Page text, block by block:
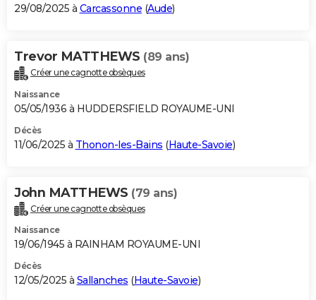
29/08/2025 à Carcassonne (Aude)
Trevor MATTHEWS (89 ans)
Créer une cagnotte obsèques
Naissance
05/05/1936 à HUDDERSFIELD ROYAUME-UNI
Décès
11/06/2025 à Thonon-les-Bains (Haute-Savoie)
John MATTHEWS (79 ans)
Créer une cagnotte obsèques
Naissance
19/06/1945 à RAINHAM ROYAUME-UNI
Décès
12/05/2025 à Sallanches (Haute-Savoie)